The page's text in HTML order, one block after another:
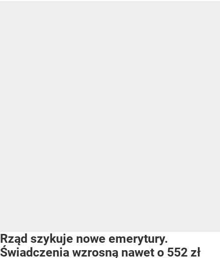
Rząd szykuje nowe emerytury.
Świadczenia wzrosną nawet o 552 zł